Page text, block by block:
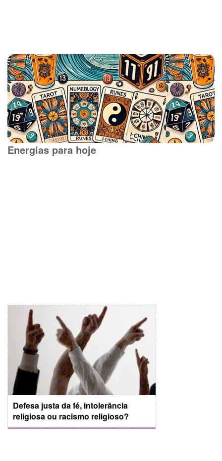
Energias para hoje
Defesa justa da fé, intolerância
religiosa ou racismo religioso?